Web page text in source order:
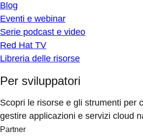
Blog
Eventi e webinar
Serie podcast e video
Red Hat TV
Libreria delle risorse
Per sviluppatori
Scopri le risorse e gli strumenti per
gestire applicazioni e servizi cloud
Partner